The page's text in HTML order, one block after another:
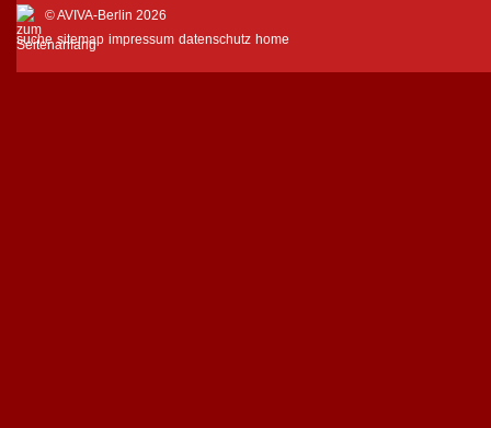
© AVIVA-Berlin 2026
suche sitemap impressum datenschutz home